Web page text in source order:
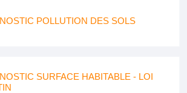
POLLUTION DES SOLS
SURFACE HABITABLE - LOI